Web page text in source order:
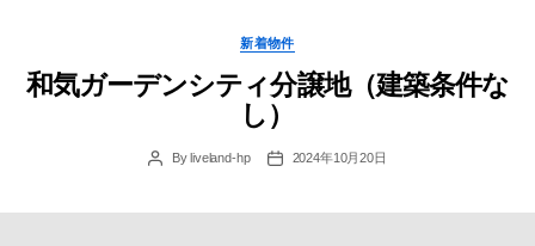
Categories
新着物件
和気ガーデンシティ分譲地（建築条件な
し）
PostBy liveland-hp
Post2024年10月20日